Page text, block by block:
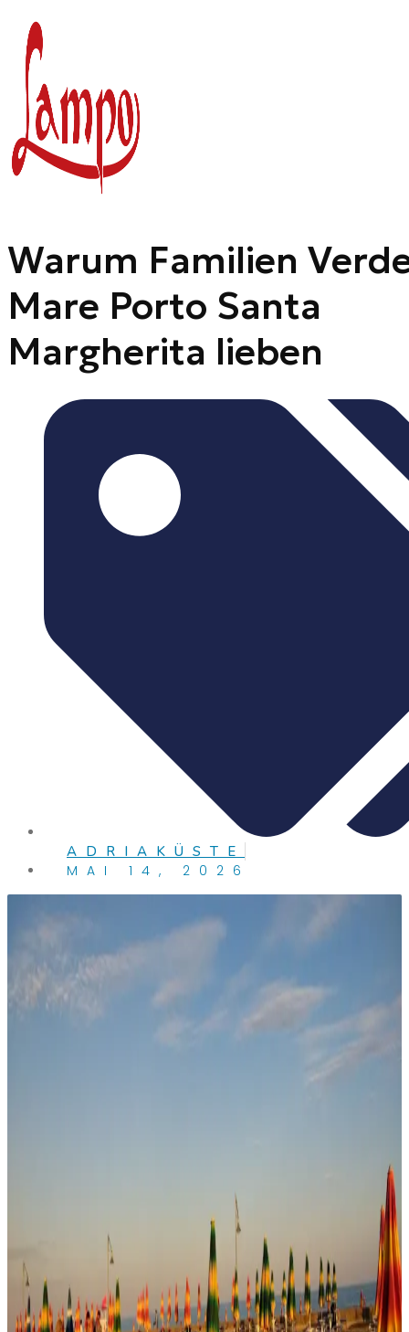
Inhalt
springen
Warum Familien
Mare Porto Santa
Margherita lieben
ADRIAKÜSTE
MAI 14, 2026